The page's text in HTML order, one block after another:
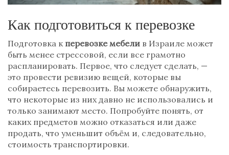
Как подготовиться к перевозке
Подготовка к перевозке мебели в Израиле может
быть менее стрессовой, если все грамотно
распланировать. Первое, что следует сделать, —
это провести ревизию вещей, которые вы
собираетесь перевозить. Вы можете обнаружить,
что некоторые из них давно не использовались и
только занимают место. Попробуйте понять, от
каких предметов можно отказаться или даже
продать, что уменьшит объём и, следовательно,
стоимость транспортировки.